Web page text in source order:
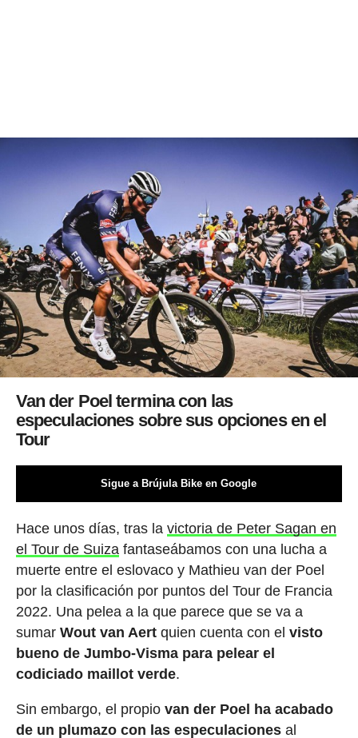
Van der Poel termina con las
especulaciones sobre sus opciones en el
Tour
Sigue a Brújula Bike en Google
Hace unos días, tras la victoria de Peter Sagan en
el Tour de Suiza fantaseábamos con una lucha a
muerte entre el eslovaco y Mathieu van der Poel
por la clasificación por puntos del Tour de Francia
2022. Una pelea a la que parece que se va a
sumar Wout van Aertquien cuenta con el visto
bueno de Jumbo-Visma para pelear el
codiciado maillot verde.
Sin embargo, el propio van der Poel ha acabado
de un plumazo con las especulacionesal